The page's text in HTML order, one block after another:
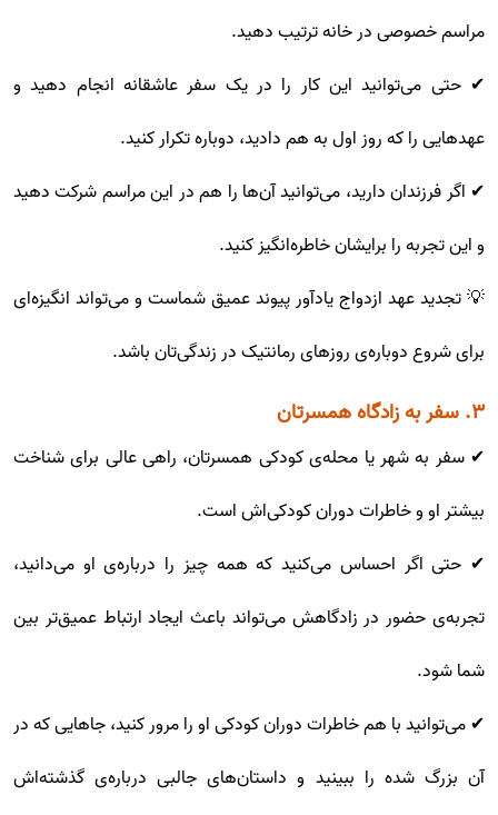
مراسم خصوصی در خانه ترتیب دهید.
✔ حتی می‌توانید این کار را در یک سفر عاشقانه انجام دهید و
عهدهایی را که روز اول به هم دادید، دوباره تکرار کنید.
✔ اگر فرزندان دارید، می‌توانید آن‌ها را هم در این مراسم شرکت دهید
و این تجربه را برایشان خاطره‌انگیز کنید.
💡 تجدید عهد ازدواج یادآور پیوند عمیق شماست و می‌تواند انگیزه‌ای
برای شروع دوباره‌ی روزهای رمانتیک در زندگی‌تان باشد.
۳. سفر به زادگاه همسرتان
✔ سفر به شهر یا محله‌ی کودکی همسرتان، راهی عالی برای شناخت
بیشتر او و خاطرات دوران کودکی‌اش است.
✔ حتی اگر احساس می‌کنید که همه چیز را درباره‌ی او می‌دانید،
تجربه‌ی حضور در زادگاهش می‌تواند باعث ایجاد ارتباط عمیق‌تر بین
شما شود.
✔ می‌توانید با هم خاطرات دوران کودکی او را مرور کنید، جاهایی که در
آن بزرگ شده را ببینید و داستان‌های جالبی درباره‌ی گذشته‌اش